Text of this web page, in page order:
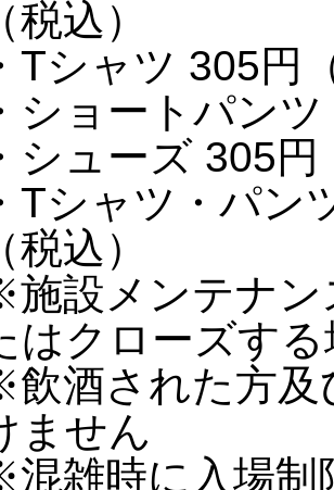
（税込）
Tシャツ 305円
ショートパン
シューズ 305
Tシャツ・パン
（税込）
設メンテナン
はクローズす
酒された方及
ません
雑時に入場制